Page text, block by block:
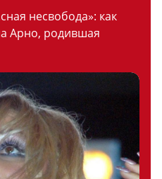
несвобода»: как
Арно, родившая